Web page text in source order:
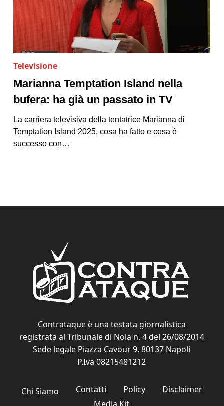
Televisione
Marianna Temptation Island nella
bufera: ha già un passato in TV
La carriera televisiva della tentatrice Marianna di
Temptation Island 2025, cosa ha fatto e cosa è
successo con…
Contrataque è una testata giornalistica
registrata al Tribunale di Nola n. 4 del 26/08/2014
Sede legale Piazza Cavour 9, 80137 Napoli
P.Iva 08215481212
Chi Siamo Contatti Policy
Disclaimer